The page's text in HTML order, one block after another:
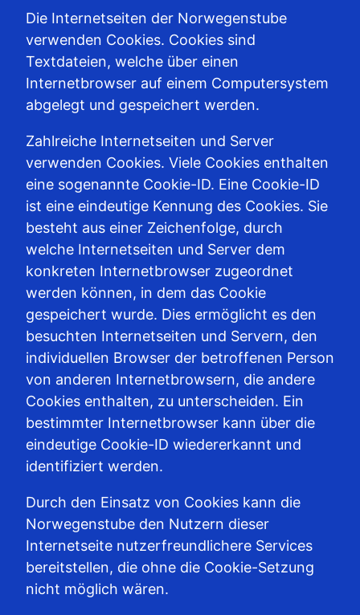
Die Internetseiten der Norwegenstube
verwenden Cookies. Cookies sind
Textdateien, welche über einen
Internetbrowser auf einem Computersystem
abgelegt und gespeichert werden.
Zahlreiche Internetseiten und Server
verwenden Cookies. Viele Cookies enthalten
eine sogenannte Cookie-ID. Eine Cookie-ID
ist eine eindeutige Kennung des Cookies. Sie
besteht aus einer Zeichenfolge, durch
welche Internetseiten und Server dem
konkreten Internetbrowser zugeordnet
werden können, in dem das Cookie
gespeichert wurde. Dies ermöglicht es den
besuchten Internetseiten und Servern, den
individuellen Browser der betroffenen Person
von anderen Internetbrowsern, die andere
Cookies enthalten, zu unterscheiden. Ein
bestimmter Internetbrowser kann über die
eindeutige Cookie-ID wiedererkannt und
identifiziert werden.
Durch den Einsatz von Cookies kann die
Norwegenstube den Nutzern dieser
Internetseite nutzerfreundlichere Services
bereitstellen, die ohne die Cookie-Setzung
nicht möglich wären.